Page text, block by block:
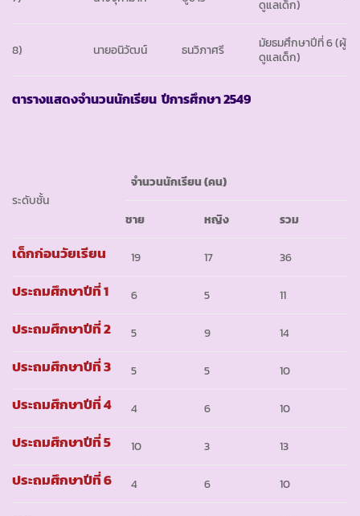
ดูแลเด็ก)
8) นายอนิวัฒน์ ธนวิภาศรี
มัยธมศึกษาปีที่ 6 (ผู้
ดูแลเด็ก)
ตารางแสดงจำนวนนักเรียน ปีการศึกษา 2549
ระดับชั้น
จำนวนนักเรียน (คน)
ชาย หญิง รวม
เด็กก่อนวัยเรียน 19 17 36
ประถมศึกษาปีที่ 1 6 5 11
ประถมศึกษาปีที่ 2 5 9 14
ประถมศึกษาปีที่ 3 5 5 10
ประถมศึกษาปีที่ 4 4 6 10
ประถมศึกษาปีที่ 5 10 3 13
ประถมศึกษาปีที่ 6 4 6
10